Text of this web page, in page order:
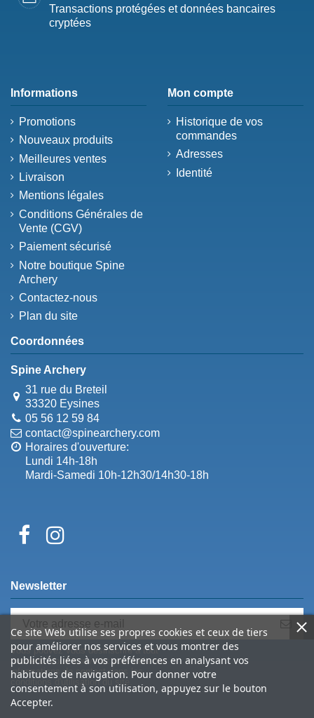
Transactions protégées et données bancaires
cryptées
Informations
Promotions
Nouveaux produits
Meilleures ventes
Livraison
Mentions légales
Conditions Générales de
Vente (CGV)
Paiement sécurisé
Notre boutique Spine
Archery
Contactez-nous
Plan du site
Mon compte
Historique de vos
commandes
Adresses
Identité
Coordonnées
Spine Archery
31 rue du Breteil
33320 Eysines
05 56 12 59 84
contact@spinearchery.com
Horaires d'ouverture:
Lundi 14h-18h
Mardi-Samedi 10h-12h30/14h30-18h
Ce site Web utilise ses propres cookies et ceux de tiers
pour améliorer nos services et vous montrer des
publicités liées à vos préférences en analysant vos
habitudes de navigation. Pour donner votre
consentement à son utilisation, appuyez sur le bouton
Accepter.
Newsletter
Vous pouvez vous désinscrire à tout
moment. Vous trouverez pour cela nos
informations de contact dans les
conditions d'utilisation du site.